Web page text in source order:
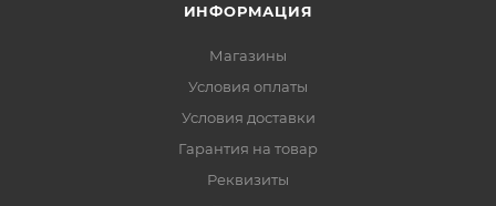
ИНФОРМАЦИЯ
Магазины
Условия оплаты
Условия доставки
Гарантия на товар
Реквизиты